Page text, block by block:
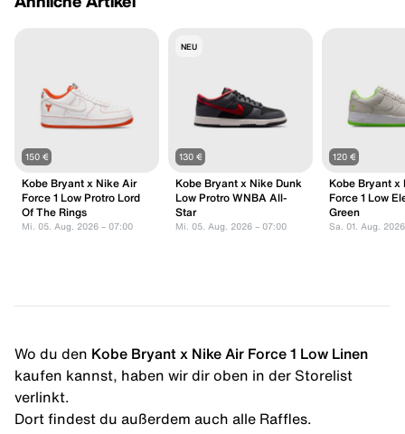
150 €
Kobe Bryant x Nike Air
Force 1 Low Protro Lord
Of The Rings
Mi. 05. Aug. 2026 – 07:00
NEU
130 €
Kobe Bryant x Nike Dunk
Low Protro WNBA All-
Star
Mi. 05. Aug. 2026 – 07:00
120 €
Kobe Bryant x
Force 1 Low
Green
Sa. 01. Aug.
Wo du den Kobe Bryant x Nike Air Force 1 Low Linen
kaufen kannst, haben wir dir oben in der Storelist
verlinkt.
Dort findest du außerdem auch alle Raffles.